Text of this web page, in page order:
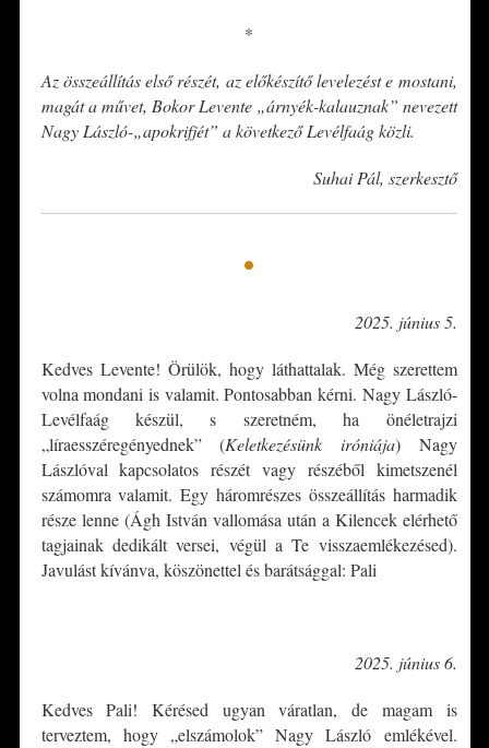
*
Az összeállítás első részét, az előkészítő levelezést e mostani,
magát a művet, Bokor Levente „árnyék-kalauznak” nevezett
Nagy László-„apokrifjét” a következő Levélfaág közli.
Suhai Pál, szerkesztő
•
2025. június 5.
Kedves Levente! Örülök, hogy láthattalak. Még szerettem
volna mondani is valamit. Pontosabban kérni. Nagy László-
Levélfaág készül, s szeretném, ha önéletrajzi
„líraesszéregényednek” (Keletkezésünk iróniája) Nagy
Lászlóval kapcsolatos részét vagy részéből kimetszenél
számomra valamit. Egy háromrészes összeállítás harmadik
része lenne (Ágh István vallomása után a Kilencek elérhető
tagjainak dedikált versei, végül a Te visszaemlékezésed).
Javulást kívánva, köszönettel és barátsággal: Pali
2025. június 6.
Kedves Pali! Kérésed ugyan váratlan, de magam is
terveztem, hogy „elszámolok” Nagy László emlékével.